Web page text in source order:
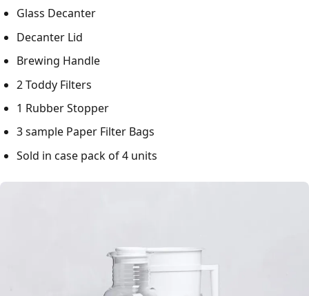
Glass Decanter
Decanter Lid
Brewing Handle
2 Toddy Filters
1 Rubber Stopper
3 sample Paper Filter Bags
Sold in case pack of 4 units